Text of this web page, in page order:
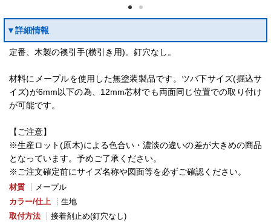
▼詳細情報
定番、木製の襖引手(横引き用)。釘穴なし。
材料にメープルを使用した無塗装製品です。ツバ下サイズ(掘込サ
イズ)が6mm以下の為、12mm芯材でも両面同じ位置での取り付け
が可能です。
【ご注意】
※生産ロット(原木)による色合い・濃淡の違いの差が大きめの商品
となっています。予めご了承ください。
※ご注文確定前にサイズ名称や図面等を必ずご確認ください。
材質
┊メープル
カラー/仕上
┊生地
取付方法
┊接着剤止め(釘穴なし)